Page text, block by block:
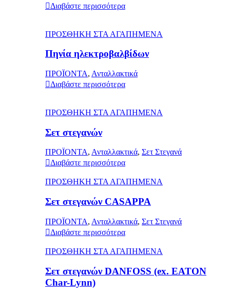
Διαβάστε περισσότερα
ΠΡΟΣΘΗΚΗ ΣΤΑ ΑΓΑΠΗΜΕΝΑ
Πηνία ηλεκτροβαλβίδων
ΠΡΟΪΟΝΤΑ, Ανταλλακτικά
Διαβάστε περισσότερα
ΠΡΟΣΘΗΚΗ ΣΤΑ ΑΓΑΠΗΜΕΝΑ
Σετ στεγανών
ΠΡΟΪΟΝΤΑ, Ανταλλακτικά, Σετ Στεγανά
Διαβάστε περισσότερα
ΠΡΟΣΘΗΚΗ ΣΤΑ ΑΓΑΠΗΜΕΝΑ
Σετ στεγανών CASAPPA
ΠΡΟΪΟΝΤΑ, Ανταλλακτικά, Σετ Στεγανά
Διαβάστε περισσότερα
ΠΡΟΣΘΗΚΗ ΣΤΑ ΑΓΑΠΗΜΕΝΑ
Σετ στεγανών DANFOSS (ex. EATON
Char-Lynn)